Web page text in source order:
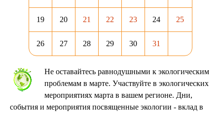
19 20 21 22 23 24 25
26 27 28 29 30 31
Не оставайтесь равнодушными к экологическим
проблемам в марте. Участвуйте в экологических
мероприятиях марта в вашем регионе. Дни,
события и мероприятия посвященные экологии - вклад в